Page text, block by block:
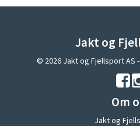
Jakt og
© 2026 Jakt og Fjellsport AS
Om
Jakt og